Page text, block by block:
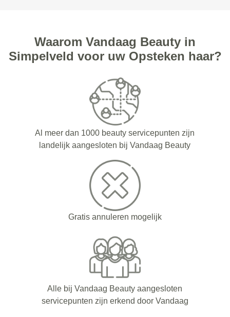
Waarom Vandaag Beauty in
Simpelveld voor uw Opsteken haar?
Al meer dan 1000 beauty servicepunten zijn
landelijk aangesloten bij Vandaag Beauty
Gratis annuleren mogelijk
Alle bij Vandaag Beauty aangesloten
servicepunten zijn erkend door Vandaag